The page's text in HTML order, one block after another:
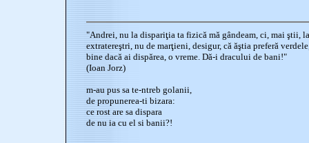
"Andrei, nu la dispariţia ta fizică mă gândeam, ci, mai ştii,
extratereştri, nu de marţieni, desigur, că ăştia preferă
bine dacă ai dispărea, o vreme. Dă-i dracului de bani!"
(Ioan Jorz)
m-au pus sa te-ntreb golanii,
de propunerea-ti bizara:
ce rost are sa dispara
de nu ia cu el si banii?!